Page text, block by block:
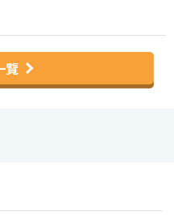
覽